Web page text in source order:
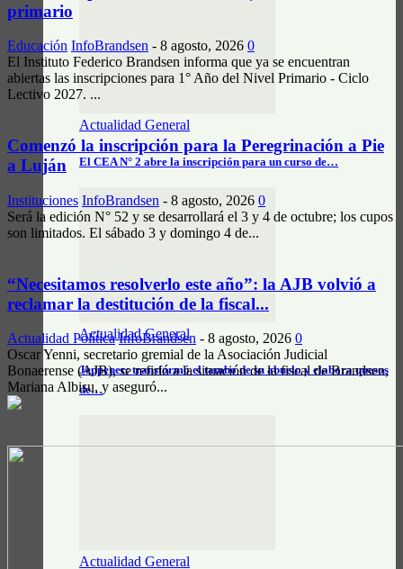
Actualidad General
El CEA N° 2 abre la inscripción para un curso de…
Actualidad General
Jeppener: transformó el tambo de su abuelo y elabora quesos
de…
Actualidad General
primario
Educación InfoBrandsen - 8 agosto, 2026 0
El Instituto Federico Brandsen informa que ya se encuentran
abiertas las inscripciones para 1° Año del Nivel Primario - Ciclo
Lectivo 2027. ...
Comenzó la inscripción para la Peregrinación a Pie
a Luján
Instituciones InfoBrandsen - 8 agosto, 2026 0
Será la edición N° 52 y se desarrollará el 3 y 4 de octubre; los cupos
son limitados. El sábado 3 y domingo 4 de...
“Necesitamos resolverlo este año”: la AJB volvió a
reclamar la destitución de la fiscal...
Actualidad Política InfoBrandsen - 8 agosto, 2026 0
Oscar Yenni, secretario gremial de la Asociación Judicial
Bonaerense (AJB), se refirió a la situación de la fiscal de Brandsen,
Mariana Albisu, y aseguró...